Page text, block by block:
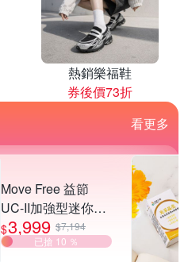
熱銷樂福鞋
券後價73折
看更多
Move Free 益節
UC-II加強型迷你錠
6瓶(共180錠)
$3,999 $7,194
已搶 10 ％